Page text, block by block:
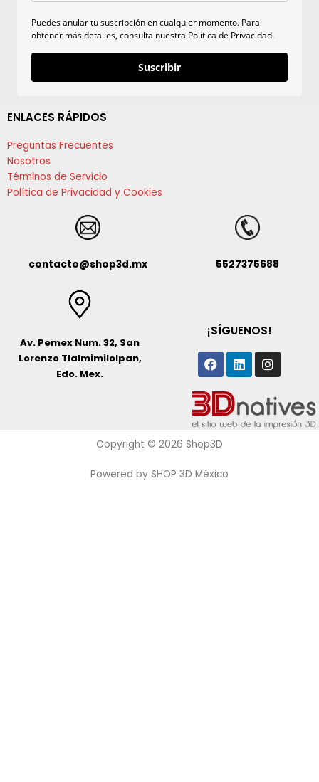
Puedes anular tu suscripción en cualquier momento. Para
obtener más detalles, consulta nuestra Política de Privacidad.
Suscribir
ENLACES RÁPIDOS
Preguntas Frecuentes
Nosotros
Términos de Servicio
Política de Privacidad y Cookies
contacto@shop3d.mx 5527375688
Av. Pemex Num. 32, San
Lorenzo Tlalmimilolpan,
Edo. Mex.
¡SÍGUENOS!
Facebook
Linkedin
Copyright © 2026 Shop3D
Powered by SHOP 3D México